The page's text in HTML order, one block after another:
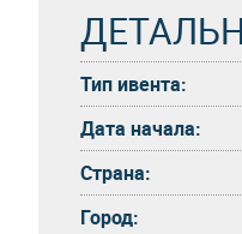
Тип ивента:
Дата начала:
Страна:
Город: